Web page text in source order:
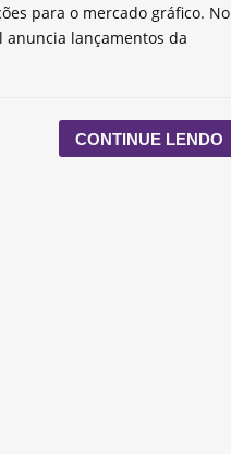
para o mercado gráfico. No
lançamentos da
CONTINUE LENDO